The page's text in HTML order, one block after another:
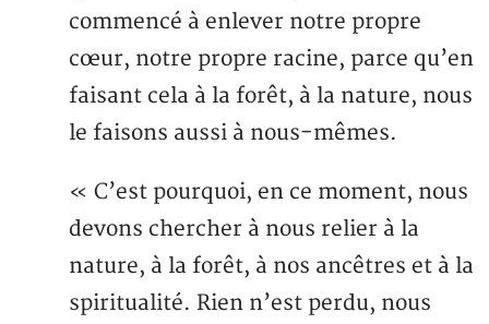
commencé à enlever notre propre
cœur, notre propre racine, parce qu’en
faisant cela à la forêt, à la nature, nous
le faisons aussi à nous-mêmes.
« C’est pourquoi, en ce moment, nous
devons chercher à nous relier à la
nature, à la forêt, à nos ancêtres et à la
spiritualité. Rien n’est perdu, nous